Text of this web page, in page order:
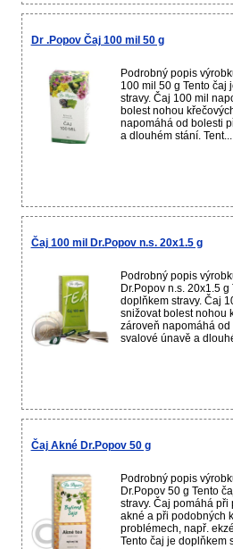
Dr .Popov Čaj 100 mil 50 g
Podrobný popis
100 mil 50 g Tento čaj
stravy. Čaj 100 mil
bolest nohou
napomáhá od bolesti
a dlouhém stání. Tent...
Čaj 100 mil Dr.Popov n.s. 20x1.5 g
Podrobný popis
Dr.Popov n.s. 20x1.5 g
doplňkem stravy. Čaj
snižovat bolest nohou
zároveň napomáhá od
svalové únavě a
Čaj Akné Dr.Popov 50 g
Podrobný popis
Dr.Popov 50 g Tento
stravy. Čaj pomáhá při
akné a při podobných
problémech, např.
Tento čaj je doplňkem